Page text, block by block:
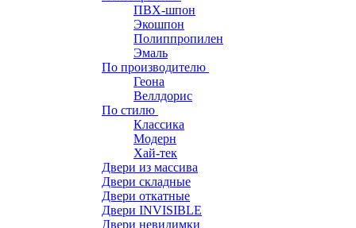
ПВХ-шпон
Экошпон
Полиппропилен
Эмаль
По производителю
Геона
Веллдорис
По стилю
Классика
Модерн
Хай-тек
Двери из массива
Двери складные
Двери откатные
Двери INVISIBLE
Двери невидимки